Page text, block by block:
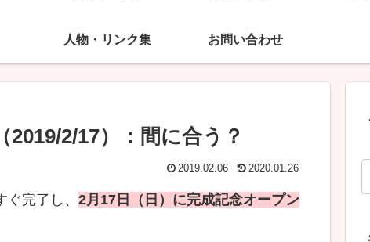
人物・リンク集 お問い合わせ
2/17）：間に合う？
2019.02.06 2020.01.26
完了し、 2月17日（日）に完成記念オープン